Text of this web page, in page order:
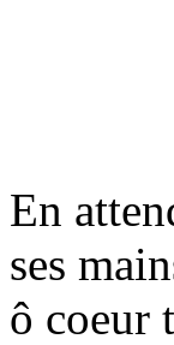
En
ses
ô coeur